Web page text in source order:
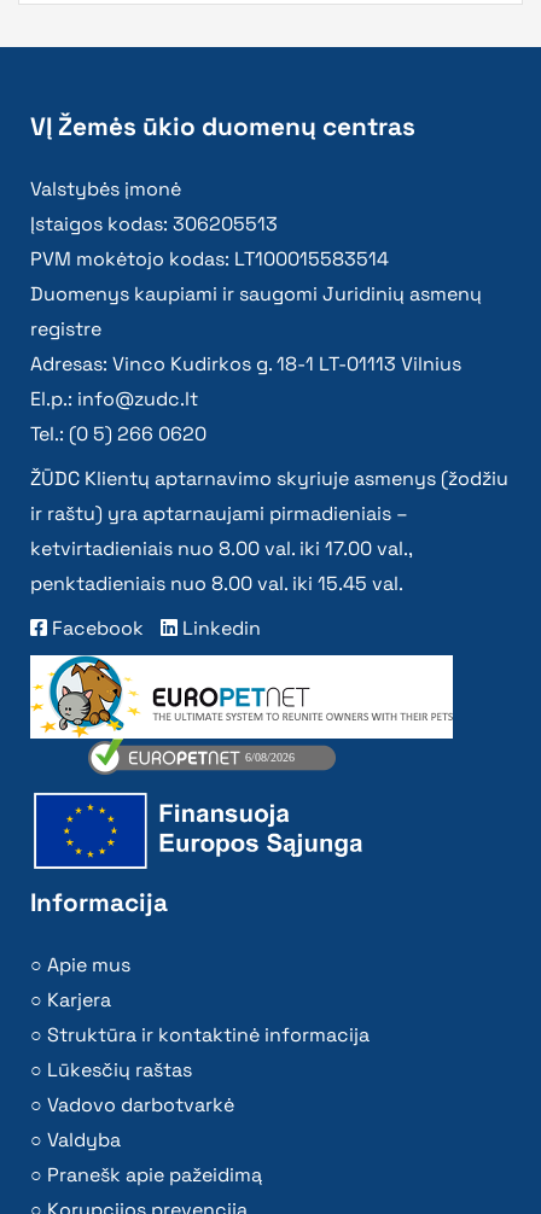
VĮ Žemės ūkio duomenų centras
Valstybės įmonė
Įstaigos kodas: 306205513
PVM mokėtojo kodas: LT100015583514
Duomenys kaupiami ir saugomi Juridinių asmenų
registre
Adresas: Vinco Kudirkos g. 18-1 LT-01113 Vilnius
El.p.: info@zudc.lt
Tel.: (0 5) 266 0620
ŽŪDC Klientų aptarnavimo skyriuje asmenys (žodžiu
ir raštu) yra aptarnaujami pirmadieniais –
ketvirtadieniais nuo 8.00 val. iki 17.00 val.,
penktadieniais nuo 8.00 val. iki 15.45 val.
Facebook
Linkedin
Informacija
Apie mus
Karjera
Struktūra ir kontaktinė informacija
Lūkesčių raštas
Vadovo darbotvarkė
Valdyba
Pranešk apie pažeidimą